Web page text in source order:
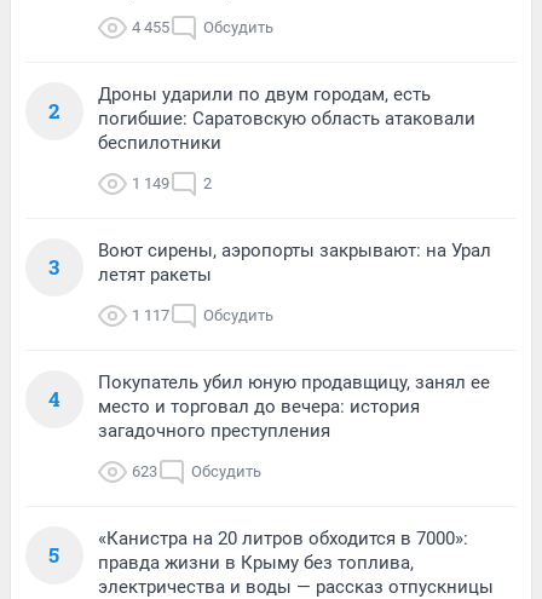
4 455 Обсудить
2
Дроны ударили по двум городам, есть
погибшие: Саратовскую область атаковали
беспилотники
1 149 2
3
Воют сирены, аэропорты закрывают: на Урал
летят ракеты
1 117 Обсудить
4
Покупатель убил юную продавщицу, занял ее
место и торговал до вечера: история
загадочного преступления
623 Обсудить
5
«Канистра на 20 литров обходится в 7000»:
правда жизни в Крыму без топлива,
электричества и воды — рассказ отпускницы